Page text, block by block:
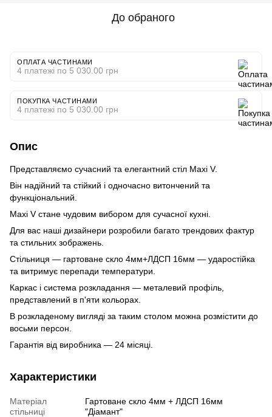
До обраного
ОПЛАТА ЧАСТИНАМИ
4 платежі по 5 030.00 грн
ПОКУПКА ЧАСТИНАМИ
4 платежі по 5 030.00 грн
Опис
Представляємо сучасний та елегантний стіл Maxi V.
Він надійний та стійкий і одночасно витончений та
функціональний.
Maxi V стане чудовим вибором для сучасної кухні.
Для вас наші дизайнери розробили багато трендових фактур
та стильних зображень.
Стільниця — гартоване скло 4мм+ЛДСП 16мм — ударостійка
та витримує перепади температури.
Каркас і система розкладання — металевий профіль,
представлений в п'яти кольорах.
В розкладеному вигляді за таким столом можна розмістити до
восьми персон.
Гарантія від виробника — 24 місяці.
Характеристики
Матеріал
стільниці
Гартоване скло 4мм + ЛДСП 16мм
"Діамант"